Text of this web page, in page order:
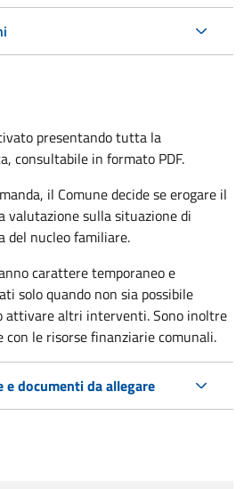
presentando tutta la
consultabile in formato PDF.
il Comune decide se erogare il
valutazione sulla situazione di
del nucleo familiare.
carattere temporaneo e
solo quando non sia possibile
attivare altri interventi. Sono inoltre
le risorse finanziarie comunali.
documenti da allegare